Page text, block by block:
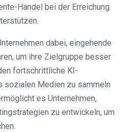
Handel bei der Erreichung
dabei, eingehende
um ihre Zielgruppe besser
fortschrittliche KI-
sozialen Medien zu sammeln
es Unternehmen,
zu entwickeln, um